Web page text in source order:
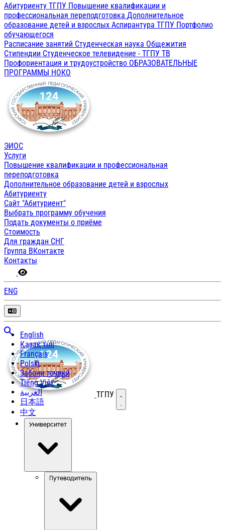
Абитуриенту ТГПУ Повышение квалификации и
профессиональная переподготовка Дополнительное
образование детей и взрослых Аспирантура ТГПУ Портфолио
обучающегося
Расписание занятий Студенческая наука Общежития
Стипендии Студенческое телевидение - ТГПУ ТВ
Профориентация и трудоустройство ОБРАЗОВАТЕЛЬНЫЕ
ПРОГРАММЫ НОКО
ЭИОС
Услуги
Повышение квалификации и профессиональная
переподготовка
Дополнительное образование детей и взрослых
Абитуриенту
Сайт "Абитуриент"
Выбрать программу обучения
Подать документы о приёме
Стоимость
Для граждан СНГ
Группа ВКонтакте
Контакты
ENG
English
Қазақ тілі
Français
Polski
Забони тоҷикӣ
Tiếng Việt
العربية
日本語
中文
ТГПУ Открыть меню
Университет
Путеводитель